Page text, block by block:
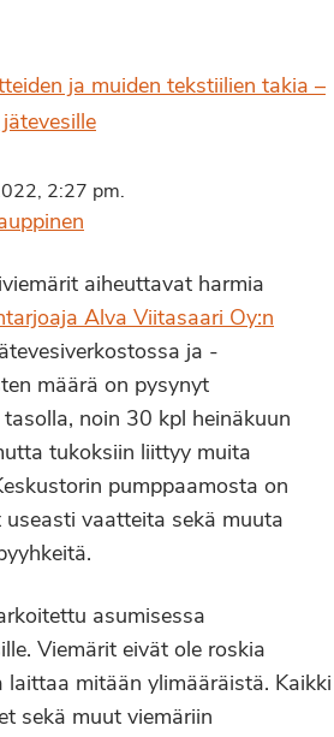
ja muiden tekstiilien takia –
2:27 pm.
aiheuttavat harmia
Alva Viitasaari Oy:n
ja -
määrä on pysynyt
noin 30 kpl heinäkuun
tukoksiin liittyy muita
pumppaamosta on
vaatteita sekä muuta
asumisessa
Viemärit eivät ole roskia
laittaa mitään ylimääräistä. Kaikki
sekä muut viemäriin